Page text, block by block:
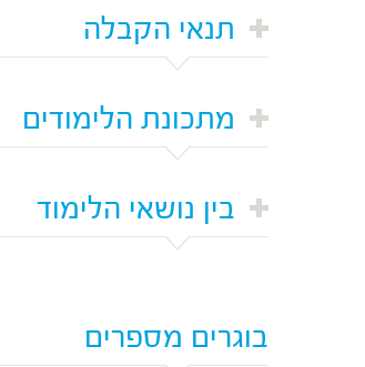
תנאי הקבלה
מתכונת הלימודים
בין נושאי הלימוד
בוגרים מספרים